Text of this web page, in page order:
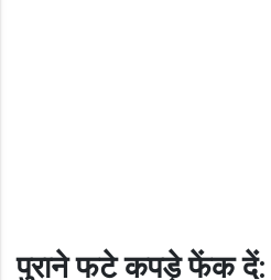
पुराने फटे कपड़े फेंक दें: